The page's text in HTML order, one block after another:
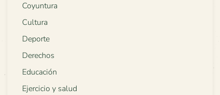
Coyuntura
Cultura
Deporte
Derechos
Educación
Ejercicio y salud